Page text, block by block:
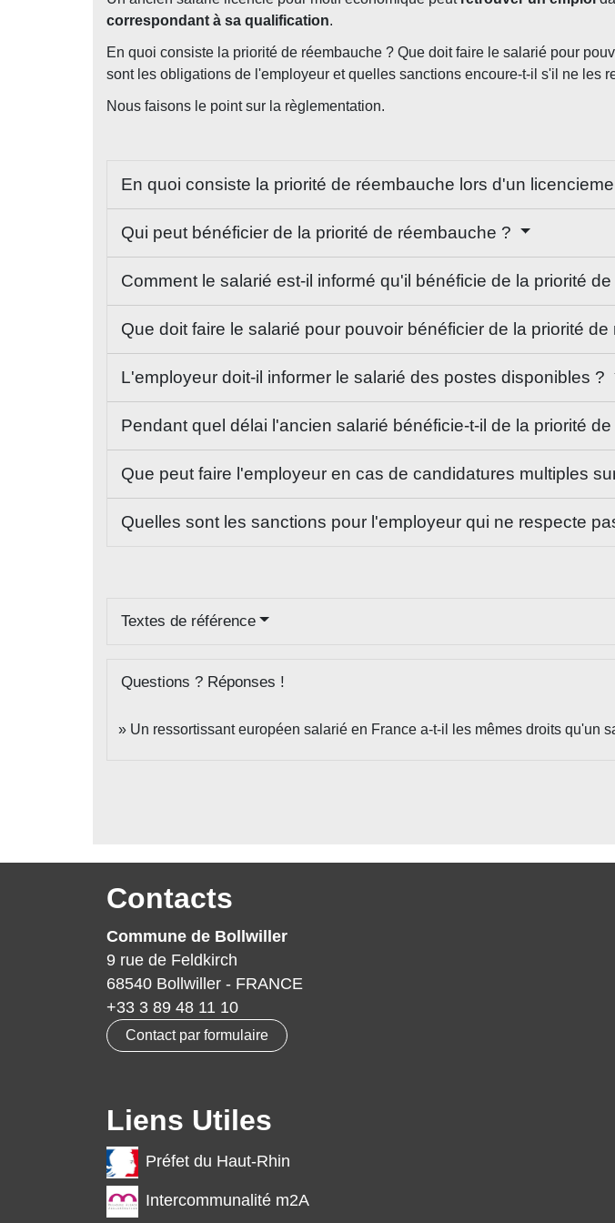
correspondant à sa qualification.
En quoi consiste la priorité de réembauche ? Que doit faire le salarié pour
sont les obligations de l'employeur et quelles sanctions encoure-t-il s'il ne les
Nous faisons le point sur la règlementation.
En quoi consiste la priorité de réembauche lors d'un
Qui peut bénéficier de la priorité de réembauche ?
Comment le salarié est-il informé qu'il bénéficie de la priorité
Que doit faire le salarié pour pouvoir bénéficier de la priorité
L'employeur doit-il informer le salarié des postes disponibles ?
Pendant quel délai l'ancien salarié bénéficie-t-il de la priorité
Que peut faire l'employeur en cas de candidatures multiples
Quelles sont les sanctions pour l'employeur qui ne respecte
Textes de référence
Questions ? Réponses !
Un ressortissant européen salarié en France a-t-il les mêmes droits qu'un
Contacts
Commune de Bollwiller
9 rue de Feldkirch
68540 Bollwiller - FRANCE
+33 3 89 48 11 10
Contact par formulaire
Liens Utiles
Préfet du Haut-Rhin
Intercommunalité m2A